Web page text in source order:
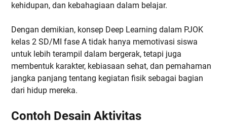
kehidupan, dan kebahagiaan dalam belajar.
Dengan demikian, konsep Deep Learning dalam PJOK
kelas 2 SD/MI fase A tidak hanya memotivasi siswa
untuk lebih terampil dalam bergerak, tetapi juga
membentuk karakter, kebiasaan sehat, dan pemahaman
jangka panjang tentang kegiatan fisik sebagai bagian
dari hidup mereka.
Contoh Desain Aktivitas